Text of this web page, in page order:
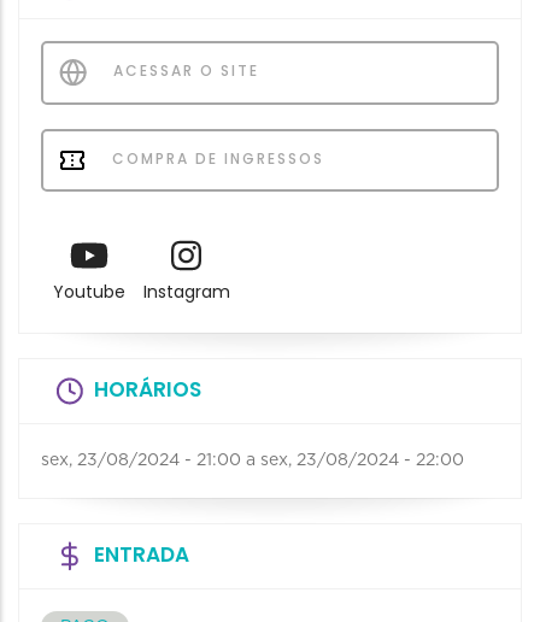
ACESSAR O SITE
COMPRA DE INGRESSOS
Youtube Instagram
HORÁRIOS
sex, 23/08/2024 - 21:00 a sex, 23/08/2024 - 22:00
ENTRADA